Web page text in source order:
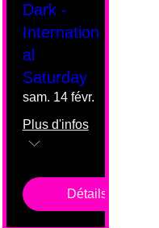
Dark -
Internation
al
Saturday
sam. 14 févr.
Plus d'infos
Détails